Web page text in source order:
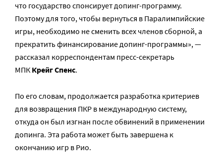
что государство спонсирует допинг-программу.
Поэтому для того, чтобы вернуться в Паралимпийские
игры, необходимо не сменить всех членов сборной, а
прекратить финансирование допинг-программы», —
рассказал корреспондентам пресс-секретарь
МПК Крейг Спенс.
По его словам, продолжается разработка критериев
для возвращения ПКР в международную систему,
откуда он был изгнан после обвинений в применении
допинга. Эта работа может быть завершена к
окончанию игр в Рио.